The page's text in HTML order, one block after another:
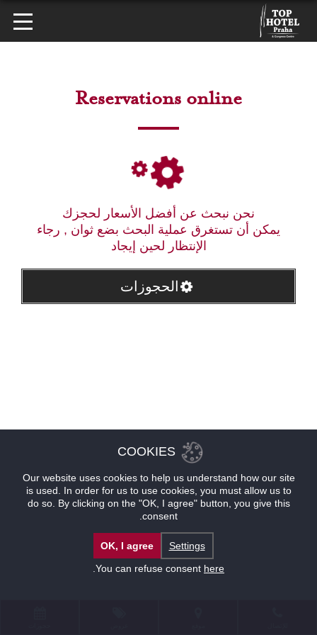
Reservations online
نحن نبحث عن أفضل الأسعار لحجزك
يمكن أن تستغرق عملية البحث بضع ثوان , رجاء
الإنتظار لحين إيجاد
الحجوزات
COOKIES
Our website uses cookies to help us understand how our site
is used. In order for us to use cookies, you must allow us to
do so. By clicking on the "OK, I agree" button, you give this
consent.
Settings
OK, I agree
You can refuse consent here
.